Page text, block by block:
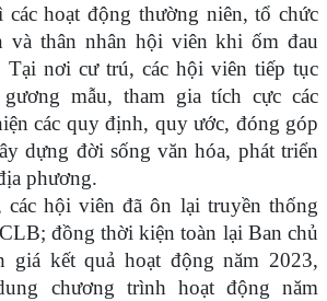
hoạt động thường niên, tổ chức
và thân nhân hội viên khi ốm đau
nơi cư trú, các hội viên tiếp tục
mẫu, tham gia tích cực các
các quy định, quy ước, đóng góp
dựng đời sống văn hóa, phát triển
phương.
các hội viên đã ôn lại truyền thống
đồng thời kiện toàn lại Ban chủ
giá kết quả hoạt động năm 2023,
chương trình hoạt động năm